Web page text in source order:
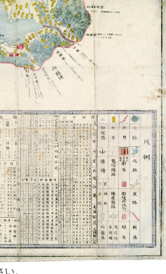
1889
1890
1899
1900
1909
1910
1919
1920
1929 1930
1939
1940
。
2026年 (令和8年)
8月7日（金）
月～金 9:00～17:00
祝日・年末年始は休館
当館について
業務内容、沿革等
利用案内
開館時間、利用方法等
刊行物
情報紙、湖国と文化等
アクセス
住所、交通案内